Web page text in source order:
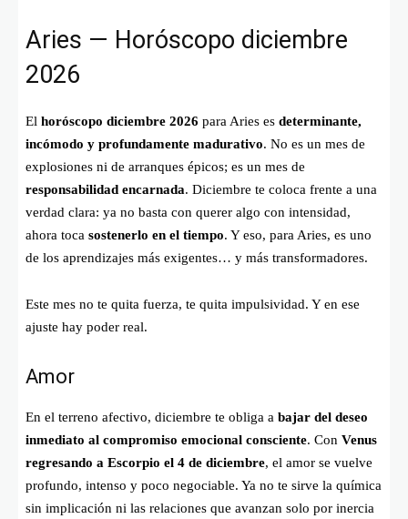
Aries — Horóscopo diciembre
2026
El horóscopo diciembre 2026 para Aries es determinante,
incómodo y profundamente madurativo. No es un mes de
explosiones ni de arranques épicos; es un mes de
responsabilidad encarnada. Diciembre te coloca frente a una
verdad clara: ya no basta con querer algo con intensidad,
ahora toca sostenerlo en el tiempo. Y eso, para Aries, es uno
de los aprendizajes más exigentes… y más transformadores.
Este mes no te quita fuerza, te quita impulsividad. Y en ese
ajuste hay poder real.
Amor
En el terreno afectivo, diciembre te obliga a bajar del deseo
inmediato al compromiso emocional consciente. Con Venus
regresando a Escorpio el 4 de diciembre, el amor se vuelve
profundo, intenso y poco negociable. Ya no te sirve la química
sin implicación ni las relaciones que avanzan solo por inercia